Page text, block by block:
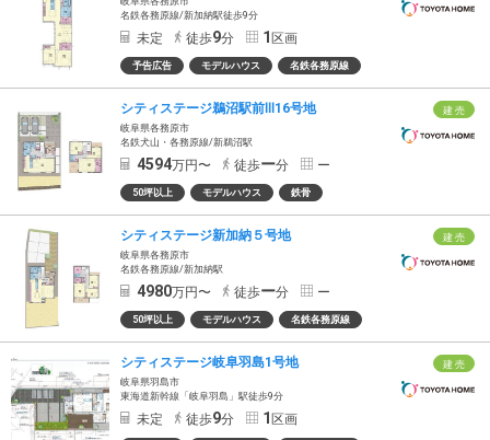
名鉄各務原線/新加納駅徒歩9分
未定 徒歩9分 1 区画
予告広告 モデルハウス 名鉄各務原線
建 売
シティステージ鵜沼駅前Ⅲ16号地
岐阜県各務原市
名鉄犬山・各務原線/新鵜沼駅
4594万円〜 徒歩ー分 ー
50坪以上 モデルハウス 鉄骨
建 売
シティステージ新加納５号地
岐阜県各務原市
名鉄各務原線/新加納駅
4980万円〜 徒歩ー分 ー
50坪以上 モデルハウス 名鉄各務原線
建 売
シティステージ岐阜羽島1号地
岐阜県羽島市
東海道新幹線「岐阜羽島」駅徒歩9分
未定 徒歩9分 1 区画